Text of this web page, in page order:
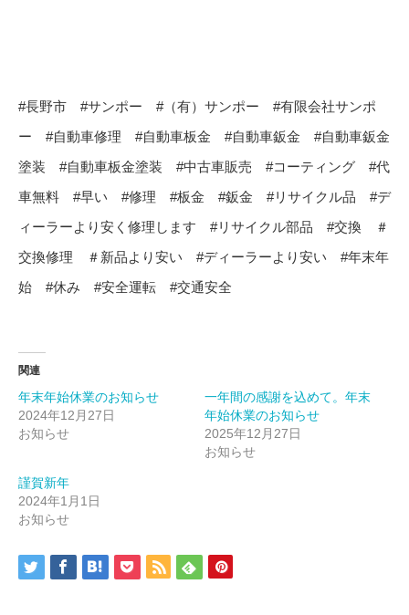
#長野市 #サンポー #（有）サンポー #有限会社サンポ
ー #自動車修理 #自動車板金 #自動車鈑金 #自動車鈑金
塗装 #自動車板金塗装 #中古車販売 #コーティング #代
車無料 #早い #修理 #板金 #鈑金 #リサイクル品 #デ
ィーラーより安く修理します #リサイクル部品 #交換 ＃
交換修理 ＃新品より安い #ディーラーより安い #年末年
始 #休み #安全運転 #交通安全
関連
年末年始休業のお知らせ
2024年12月27日
お知らせ
一年間の感謝を込めて。年末
年始休業のお知らせ
2025年12月27日
お知らせ
謹賀新年
2024年1月1日
お知らせ